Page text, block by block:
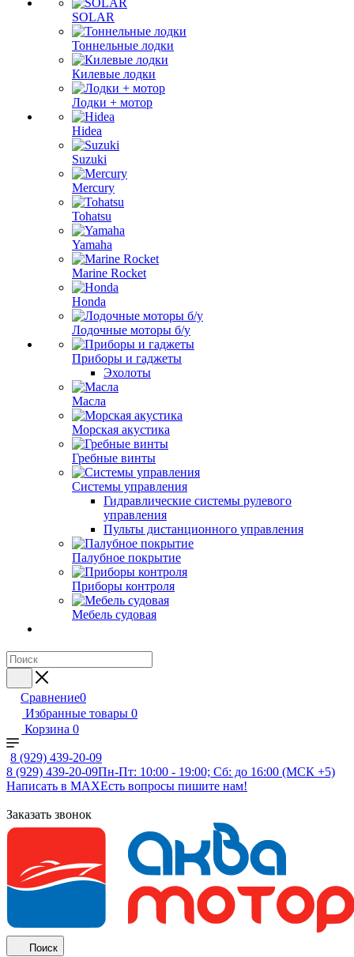
SOLAR
Тоннельные лодки
Килевые лодки
Лодки + мотор
Hidea
Suzuki
Mercury
Tohatsu
Yamaha
Marine Rocket
Honda
Лодочные моторы б/у
Приборы и гаджеты
Эхолоты
Масла
Морская акустика
Гребные винты
Системы управления
Гидравлические системы рулевого
управления
Пульты дистанционного управления
Палубное покрытие
Приборы контроля
Мебель судовая
Сравнение0
Избранные товары 0
Корзина 0
8 (929) 439-20-09
8 (929) 439-20-09Пн-Пт: 10:00 - 19:00; Сб: до 16:00 (МСК +5)
Написать в MAXЕсть вопросы пишите нам!
Заказать звонок
Поиск